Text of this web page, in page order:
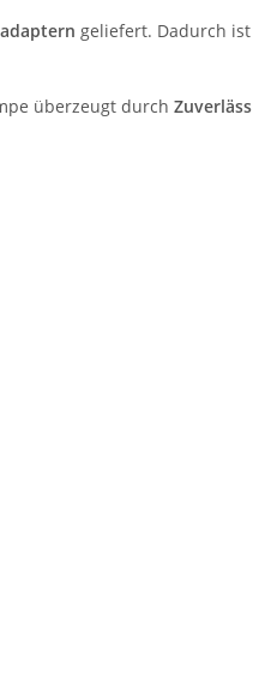
geliefert. Dadurch
überzeugt durch